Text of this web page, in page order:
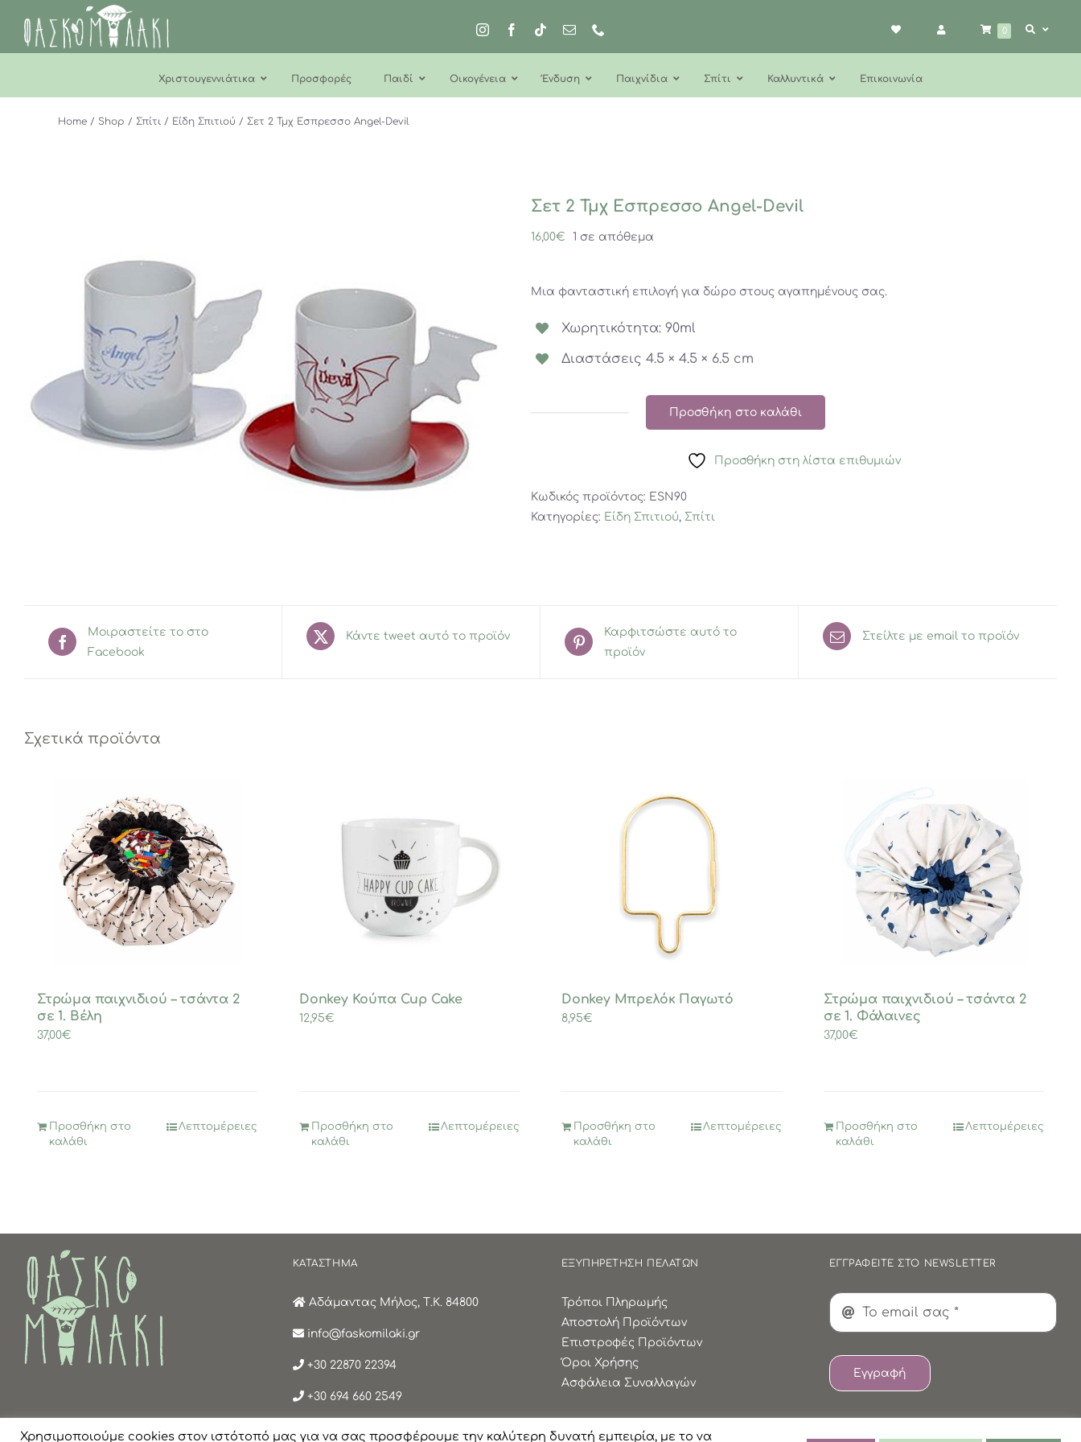
περιεχόμενο
0
Χριστουγεννιάτικα Προσφορές Παιδί Οικογένεια Ένδυση Παιχνίδια Σπίτι Καλλυντικά Επικοινωνία
Home Shop Σπίτι Είδη Σπιτιού Σετ 2 Τμχ Εσπρεσσο Angel-Devil
Σετ 2 Τμχ Εσπρεσσο Angel-Devil
16,00€ 1 σε απόθεμα
Μια φανταστική επιλογή για δώρο στους αγαπημένους σας.
Χωρητικότητα: 90ml
Διαστάσεις 4.5 × 4.5 × 6.5 cm
Angel-
Devil
Προσθήκη στο καλάθι
Προσθήκη στη λίστα επιθυμιών
Κωδικός προϊόντος: ESN90
Κατηγορίες: Είδη Σπιτιού, Σπίτι
Μοιραστείτε το στο
Facebook
Κάντε tweet αυτό το προϊόν
Καρφιτσώστε αυτό το
προϊόν
Στείλτε με email το προϊόν
Σχετικά προϊόντα
Στρώμα παιχνιδιού – τσάντα 2
σε 1. Βέλη
37,00€
Προσθήκη στο
καλάθι
Λεπτομέρειες
Donkey Κούπα Cup Cake
12,95€
Προσθήκη στο
καλάθι
Λεπτομέρειες
Donkey Μπρελόκ Παγωτό
8,95€
Προσθήκη στο
καλάθι
Λεπτομέρειες
Στρώμα παιχνιδιού – τσάντα 2
σε 1. Φάλαινες
37,00€
Προσθήκη στο
καλάθι
Λεπτομέρειες
ΚΑΤΑΣΤΗΜΑ
Αδάμαντας Μήλος, Τ.Κ. 84800
info@faskomilaki.gr
+30 22870 22394
+30 694 660 2549
ΕΞΥΠΗΡΕΤΗΣΗ ΠΕΛΑΤΩΝ
Τρόποι Πληρωμής
Αποστολή Προϊόντων
Επιστροφές Προϊόντων
Όροι Χρήσης
Ασφάλεια Συναλλαγών
ΕΓΓΡΑΦΕΙΤΕ ΣΤΟ NEWSLETTER
Εγγραφή
Χρησιμοποιούμε cookies στον ιστότοπό μας για να σας προσφέρουμε την καλύτερη δυνατή εμπειρία, με το να